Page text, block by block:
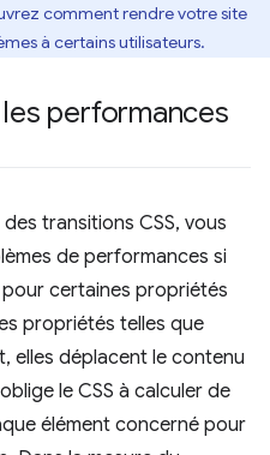
comment rendre votre site
à certains utilisateurs.
performances
transitions CSS, vous
de performances si
certaines propriétés
propriétés telles que
elles déplacent le contenu
le CSS à calculer de
élément concerné pour